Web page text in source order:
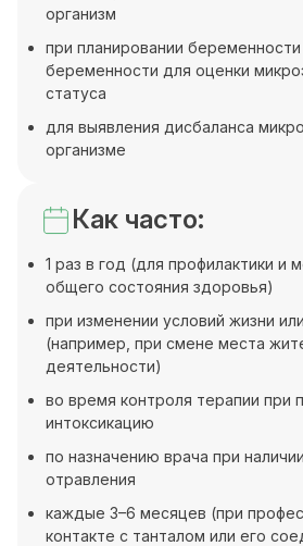
организм
при планировании
беременности для оценки
статуса
для выявления дисбаланса
организме
Как часто:
1 раз в год (для профилактики и
общего состояния здоровья)
при изменении условий жизни
(например, при смене места
деятельности)
во время контроля терапии при
интоксикацию
по назначению врача при
отравления
каждые 3–6 месяцев (при
контакте с танталом или его